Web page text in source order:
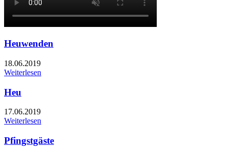
Heuwenden
18.06.2019
Weiterlesen
Heu
17.06.2019
Weiterlesen
Pfingstgäste